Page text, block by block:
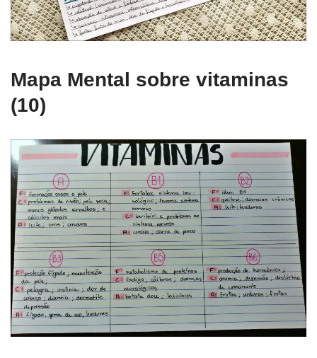
Mapa Mental sobre vitaminas
(10)